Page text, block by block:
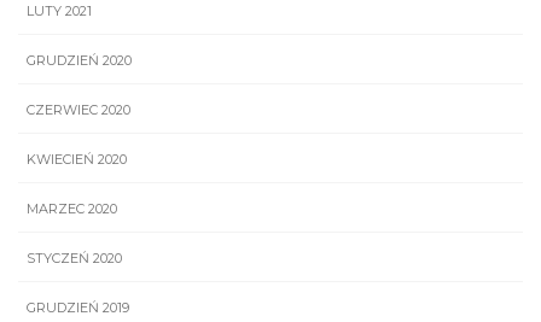
LUTY 2021
GRUDZIEŃ 2020
CZERWIEC 2020
KWIECIEŃ 2020
MARZEC 2020
STYCZEŃ 2020
GRUDZIEŃ 2019